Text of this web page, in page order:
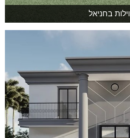
וילות בחניאל